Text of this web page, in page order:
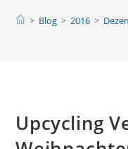
> Blog > 2016 >
Upcycling